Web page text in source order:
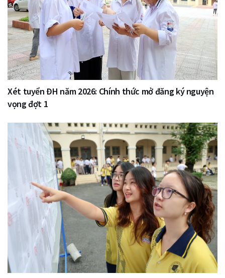
Xét tuyển ĐH năm 2026: Chính thức mở đăng ký nguyện
vọng đợt 1